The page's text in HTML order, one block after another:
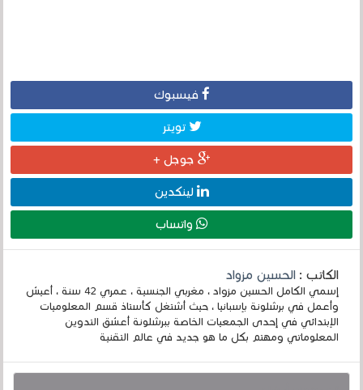
فيسبوك
تويتر
جوجل +
لينكدين
واتساب
الكاتب :الحسين مزواد
إسمي الكامل الحسين مزواد ، مغربي الجنسية ، عمري 42 سنة ، أعيش
وأعمل في برشلونة بإسبانيا ، حيث أشتغل كأستاذ قسم المعلوميات
الإبتدائي في إحدى الجمعيات الخاصة ببرشلونة أعشق التدوين
المعلوماتي ومهتم بكل ما هو جديد في عالم التقنية